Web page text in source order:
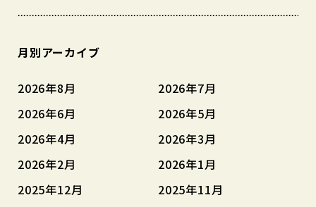
月別アーカイブ
2026年8月
2026年7月
2026年6月
2026年5月
2026年4月
2026年3月
2026年2月
2026年1月
2025年12月
2025年11月